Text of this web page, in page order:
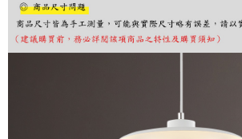
【注意事項】
１．透過由恩沛科技股份有限公司提供之「AFTEE
易，需依本服務之必要範圍內提供個人資料，並將
「AFTEE先享後付」，若未經同意申辦者引起之損